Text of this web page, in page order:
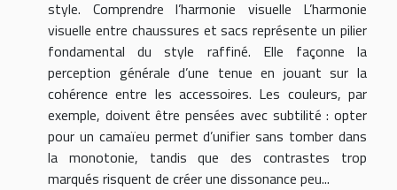
style. Comprendre l’harmonie visuelle L’harmonie
visuelle entre chaussures et sacs représente un pilier
fondamental du style raffiné. Elle façonne la
perception générale d’une tenue en jouant sur la
cohérence entre les accessoires. Les couleurs, par
exemple, doivent être pensées avec subtilité : opter
pour un camaïeu permet d’unifier sans tomber dans
la monotonie, tandis que des contrastes trop
marqués risquent de créer une dissonance peu...